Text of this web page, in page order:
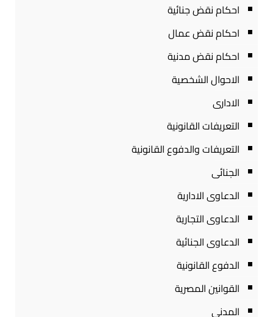
احكام نقض جنائية
احكام نقض عمال
احكام نقض مدنية
الاحوال الشخصية
الادارى
التعريفات القانونية
التعريفات والدفوع القانونية
الجنائى
الدعاوى الادارية
الدعاوى التجارية
الدعاوى الجنائية
الدفوع القانونية
القوانين المصرية
المدنى